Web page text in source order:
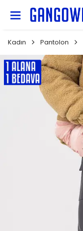
Kadın Pantolon